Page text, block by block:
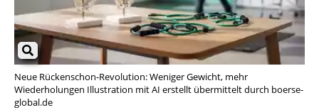
Neue Rückenschon-Revolution: Weniger Gewicht, mehr
Wiederholungen Illustration mit AI erstellt übermittelt durch boerse-
global.de